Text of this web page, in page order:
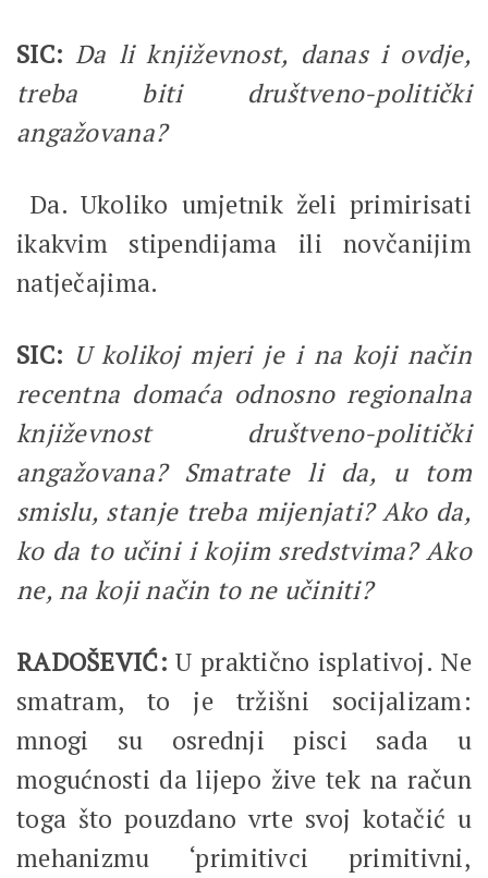
SIC: Da li književnost, danas i ovdje,
treba biti društveno-politički
angažovana?
Da. Ukoliko umjetnik želi primirisati
ikakvim stipendijama ili novčanijim
natječajima.
SIC: U kolikoj mjeri je i na koji način
recentna domaća odnosno regionalna
književnost društveno-politički
angažovana? Smatrate li da, u tom
smislu, stanje treba mijenjati? Ako da,
ko da to učini i kojim sredstvima? Ako
ne, na koji način to ne učiniti?
RADOŠEVIĆ: U praktično isplativoj. Ne
smatram, to je tržišni socijalizam:
mnogi su osrednji pisci sada u
mogućnosti da lijepo žive tek na račun
toga što pouzdano vrte svoj kotačić u
mehanizmu ‘primitivci primitivni,